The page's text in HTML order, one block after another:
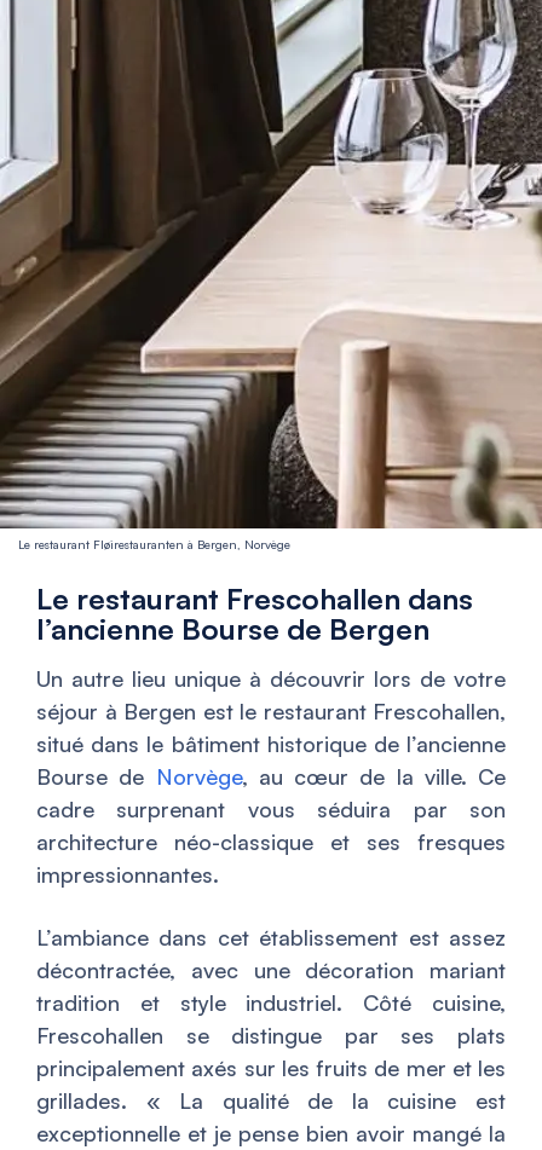
Le restaurant Fløirestauranten à Bergen, Norvège
Le restaurant Frescohallen dans
l’ancienne Bourse de Bergen
Un autre lieu unique à découvrir lors de votre
séjour à Bergen est le restaurant Frescohallen,
situé dans le bâtiment historique de l’ancienne
Bourse de Norvège, au cœur de la ville. Ce
cadre surprenant vous séduira par son
architecture néo-classique et ses fresques
impressionnantes.
L’ambiance dans cet établissement est assez
décontractée, avec une décoration mariant
tradition et style industriel. Côté cuisine,
Frescohallen se distingue par ses plats
principalement axés sur les fruits de mer et les
grillades. « La qualité de la cuisine est
exceptionnelle et je pense bien avoir mangé la